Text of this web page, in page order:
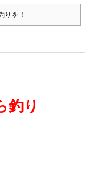
りを！
釣り